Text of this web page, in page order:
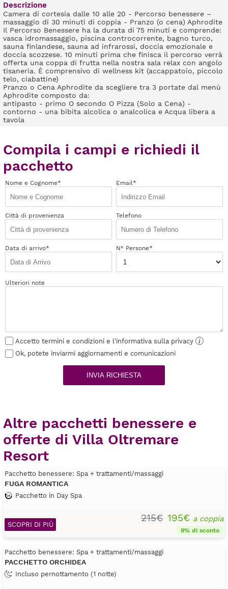
Descrizione
Camera di cortesia dalle 10 alle 20 - Percorso benessere –
massaggio di 30 minuti di coppia - Pranzo (o cena) Aphrodite
Il Percorso Benessere ha la durata di 75 minuti e comprende:
vasca idromassaggio, piscina controcorrente, bagno turco,
sauna finlandese, sauna ad infrarossi, doccia emozionale e
doccia scozzese. 10 minuti prima che finisca il percorso verrà
offerta una coppa di frutta nella nostra sala relax con angolo
tisaneria. È comprensivo di wellness kit (accappatoio, piccolo
telo, ciabattine)
Pranzo o Cena Aphrodite da scegliere tra 3 portate dal menù
Aphrodite composto da:
antipasto - primo O secondo O Pizza (Solo a Cena) -
contorno - una bibita alcolica o analcolica e Acqua libera a
tavola
Compila i campi e richiedi il
pacchetto
Nome e Cognome* Email*
Città di provenienza Telefono
Data di arrivo* N° Persone*
Ulteriori note
Accetto termini e condizioni e l'informativa sulla privacy
i
Ok, potete inviarmi aggiornamenti e comunicazioni
INVIA RICHIESTA
Altre pacchetti benessere e
offerte di Villa Oltremare
Resort
Pacchetto benessere: Spa + trattamenti/massaggi
FUGA ROMANTICA
Pacchetto in Day Spa
215€ 195€ a coppia
9% di sconto
SCOPRI DI PIÙ
Pacchetto benessere: Spa + trattamenti/massaggi
PACCHETTO ORCHIDEA
Incluso pernottamento (1 notte)